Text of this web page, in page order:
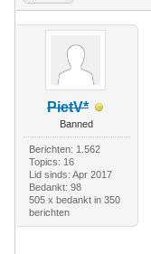
PietV*
Banned
Berichten: 1.562
Topics: 16
Lid sinds: Apr 2017
Bedankt: 98
505 x bedankt in 350
berichten